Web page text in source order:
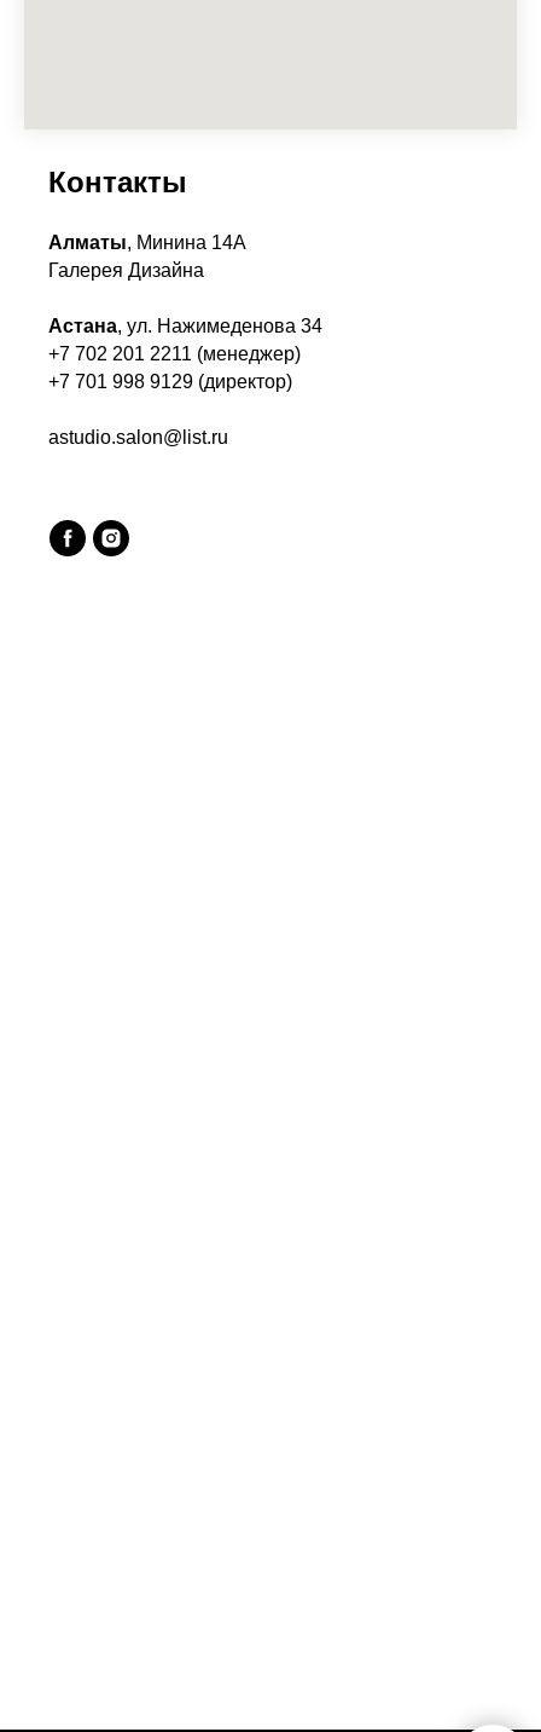
Контакты
Алматы, Минина 14А
Галерея Дизайна
Астана, ул. Нажимеденова 34
+7 702 201 2211 (менеджер)
+7 701 998 9129 (директор)
astudio.salon@list.ru